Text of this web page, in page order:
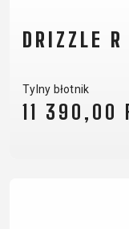
DRIZZLE
Tylny błotnik
11 390,00